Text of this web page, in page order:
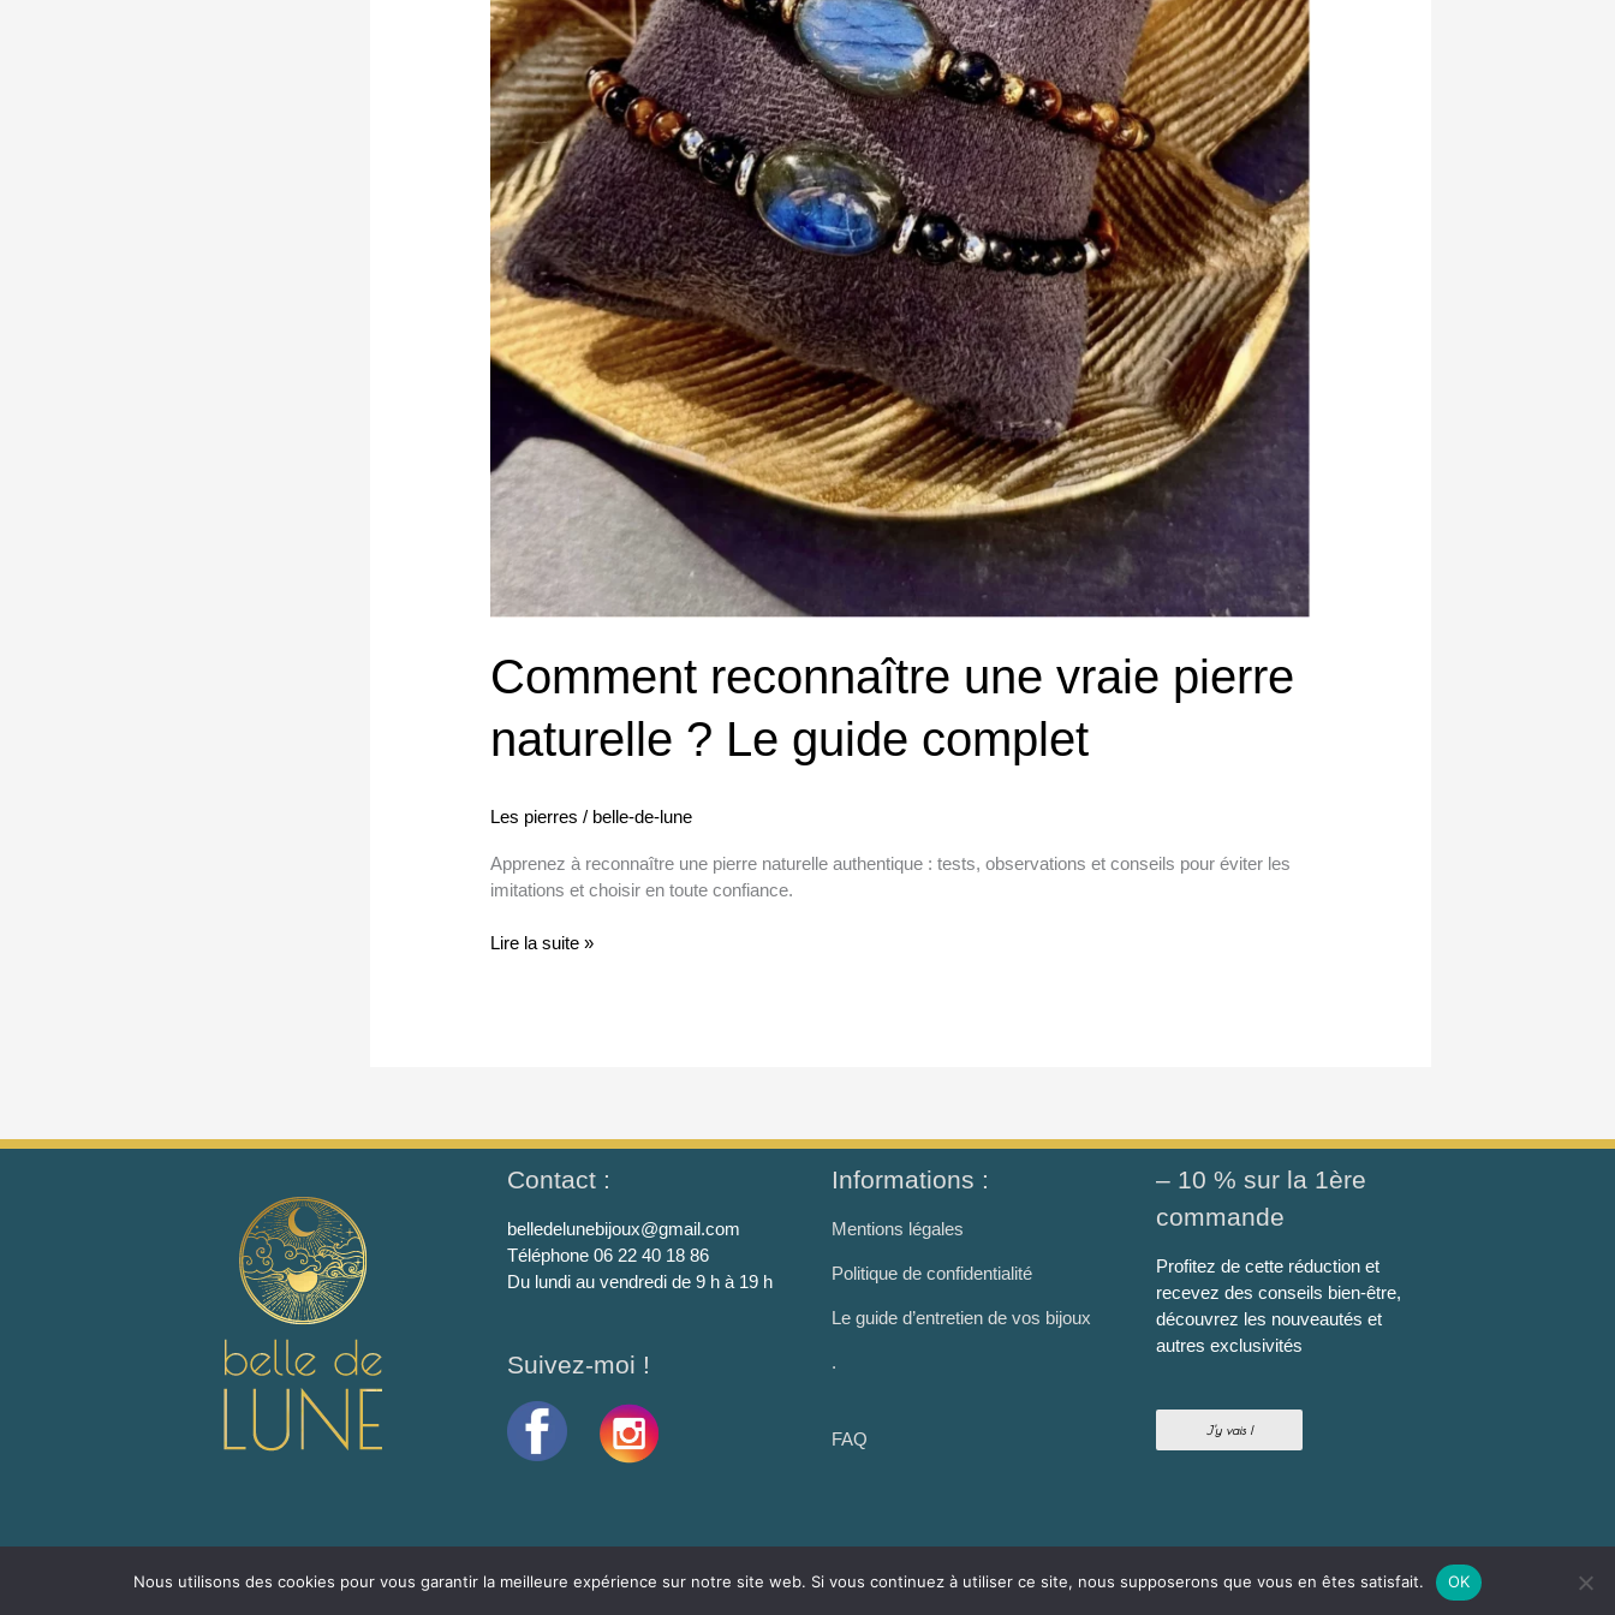
Comment reconnaître une vraie pierre
naturelle ? Le guide complet
Les pierres / belle-de-lune
Apprenez à reconnaître une pierre naturelle authentique : tests, observations et conseils pour éviter les
imitations et choisir en toute confiance.
Lire la suite »
© Belle de lune 2024
Contact :
belledelunebijoux@gmail.com
Téléphone 06 22 40 18 86
Du lundi au vendredi de 9 h à 19 h
Suivez-moi !
Informations :
Mentions légales
Politique de confidentialité
Le guide d’entretien de vos bijoux
.
FAQ
– 10 % sur la 1ère
commande
Profitez de cette réduction et
recevez des conseils bien-être,
découvrez les nouveautés et
autres exclusivités
J'y vais !
Nous utilisons des cookies pour vous garantir la meilleure expérience sur notre site web. Si vous continuez à utiliser ce site, nous supposerons que vous en êtes satisfait. OK